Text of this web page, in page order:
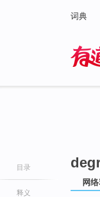
词典
目录
释义
网